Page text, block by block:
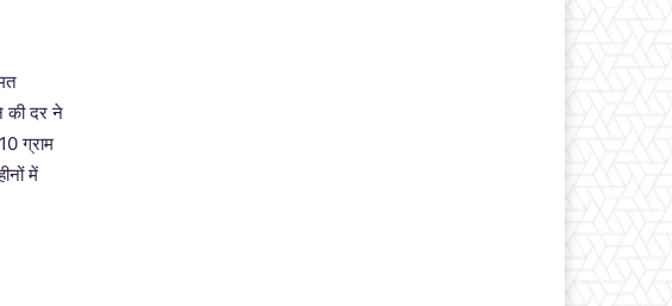
की दर ने
ग्राम
में